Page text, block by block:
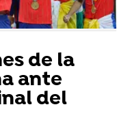
de la
ante
del